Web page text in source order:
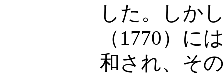
した。しか
（1770）に
和され、そ